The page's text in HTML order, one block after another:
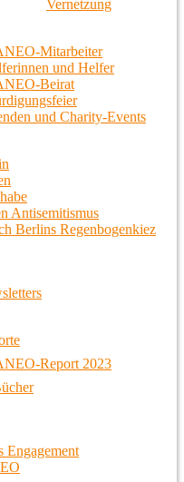
Vernetzung
Mitarbeiter
und Helfer
Beirat
und Charity-Events
Antisemitismus
Berlins Regenbogenkiez
Report 2023
Engagement